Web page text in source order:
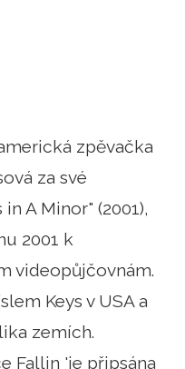
zpěvačka
za své
A Minor" (2001),
2001 k
videopůjčovnám.
Keys v USA a
zemích.
Fallin 'je připsána